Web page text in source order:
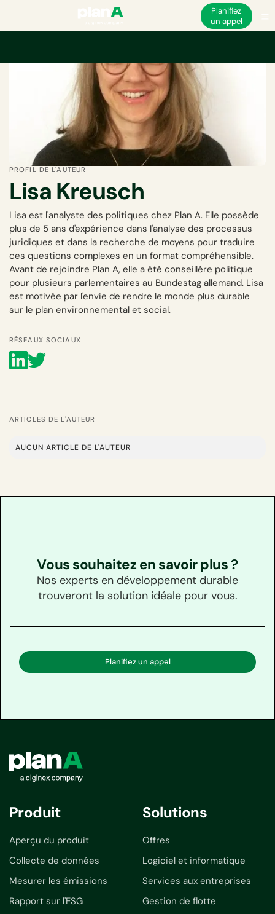
Planifiez
un appel
PROFIL DE L'AUTEUR
Lisa Kreusch
Lisa est l'analyste des politiques chez Plan A. Elle possède
plus de 5 ans d'expérience dans l'analyse des processus
juridiques et dans la recherche de moyens pour traduire
ces questions complexes en un format compréhensible.
Avant de rejoindre Plan A, elle a été conseillère politique
pour plusieurs parlementaires au Bundestag allemand. Lisa
est motivée par l'envie de rendre le monde plus durable
sur le plan environnemental et social.
RÉSEAUX SOCIAUX
ARTICLES DE L'AUTEUR
AUCUN ARTICLE DE L'AUTEUR
Vous souhaitez en savoir plus ?
Nos experts en développement durable
trouveront la solution idéale pour vous.
Planifiez un appel
Produit
Aperçu du produit
Collecte de données
Mesurer les émissions
Rapport sur l'ESG
Solutions
Offres
Logiciel et informatique
Services aux entreprises
Gestion de flotte